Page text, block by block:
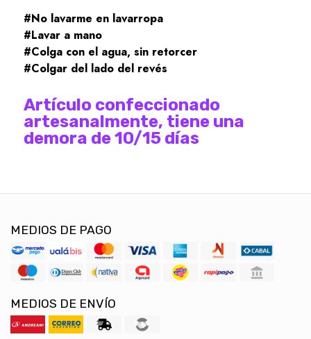
#No lavarme en lavarropa
#Lavar a mano
#Colga con el agua, sin retorcer
#Colgar del lado del revés
Artículo confeccionado
artesanalmente, tiene una
demora de 10/15 días
MEDIOS DE PAGO
MEDIOS DE ENVÍO